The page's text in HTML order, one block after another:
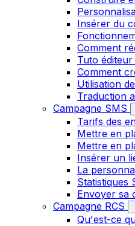
Insérer du
Comment
Tuto
Comment
Utilisation
Traduction
Campagne SMS
Tarifs des
Mettre en
Mettre en
Insérer un
La
Statistiques
Envoyer sa
Campagne RCS
Qu'est-ce